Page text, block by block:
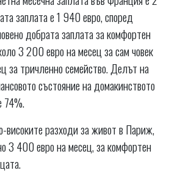
заплата е 1 940 евро, според
добрата заплата за комфортен
3 200 евро на месец за сам човек
за тричленно семейство. Делът на
състояние на домакинството
74%.
високите разходи за живот в Париж,
3 400 евро на месец, за комфортен